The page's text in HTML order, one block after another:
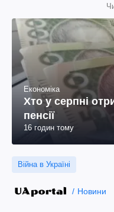
Економіка
Хто у серпні
пенсії
16 годин тому
Війна в Україні
Новини